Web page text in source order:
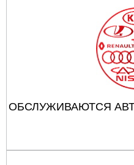
ОБСЛУЖИВАЮТСЯ